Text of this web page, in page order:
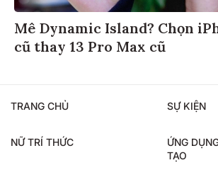
Mê Dynamic Island? Chọn
cũ thay 13 Pro Max cũ
TRANG CHỦ SỰ KIỆN
NỮ TRÍ THỨC
ỨNG
TẠO